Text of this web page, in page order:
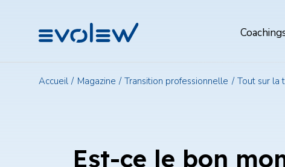
Menu
principal
Accueil Magazine Transition professionnelle Tout sur
Est-ce le bon